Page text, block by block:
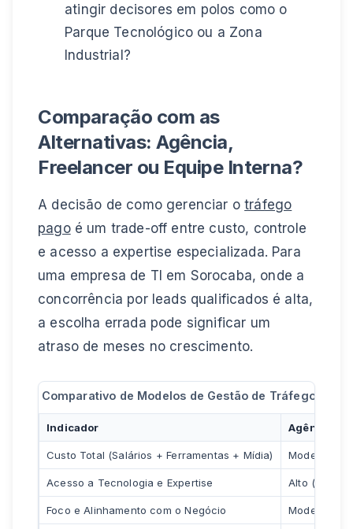
atingir decisores em polos como o
Parque Tecnológico ou a Zona
Industrial?
Comparação com as
Alternativas: Agência,
Freelancer ou Equipe Interna?
A decisão de como gerenciar otráfego
pagoé um trade-off entre custo, controle
e acesso a expertise especializada. Para
uma empresa de TI em Sorocaba, onde a
concorrência por leads qualificados é alta,
a escolha errada pode significar um
atraso de meses no crescimento.
Comparativo de Modelos de Gestão de Tráfego para
Indicador Agência de
Custo Total (Salários + Ferramentas + Mídia) Moderado a
Acesso a Tecnologia e Expertise Alto
Foco e Alinhamento com o Negócio Moderado